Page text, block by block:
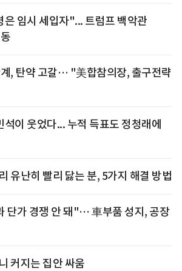
임시 세입자"... 트럼프 백악관
, 탄약 고갈… "美합참의장, 출구전략
이 웃었다... 누적 득표도 정청래에
유난히 빨리 닳는 분, 5가지 해결 방법
단가 경쟁 안 돼"… 車부품 성지, 공장
커지는 집안 싸움